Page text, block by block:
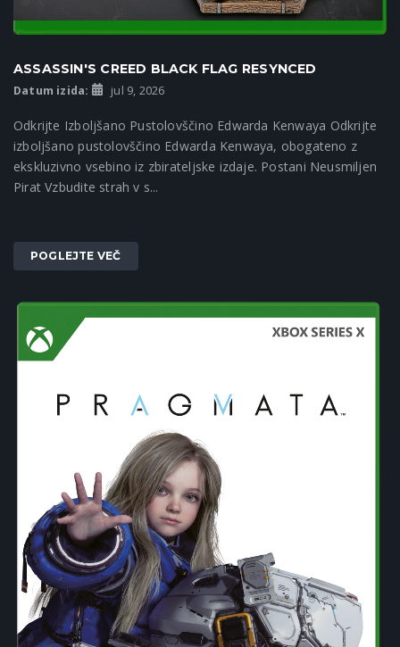
ASSASSIN'S CREED BLACK FLAG RESYNCED
Datum izida: jul 9, 2026
Odkrijte Izboljšano Pustolovščino Edwarda Kenwaya Odkrijte
izboljšano pustolovščino Edwarda Kenwaya, obogateno z
ekskluzivno vsebino iz zbirateljske izdaje. Postani Neusmiljen
Pirat Vzbudite strah v s...
POGLEJTE VEČ